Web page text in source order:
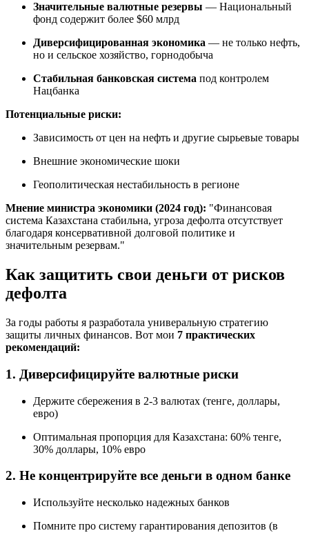
Значительные валютные резервы — Национальный
фонд содержит более $60 млрд
Диверсифицированная экономика — не только нефть,
но и сельское хозяйство, горнодобыча
Стабильная банковская система под контролем
Нацбанка
Потенциальные риски:
Зависимость от цен на нефть и другие сырьевые товары
Внешние экономические шоки
Геополитическая нестабильность в регионе
Мнение министра экономики (2024 год): "Финансовая
система Казахстана стабильна, угроза дефолта отсутствует
благодаря консервативной долговой политике и
значительным резервам."
Как защитить свои деньги от рисков
дефолта
За годы работы я разработала универальную стратегию
защиты личных финансов. Вот мои 7 практических
рекомендаций:
1. Диверсифицируйте валютные риски
Держите сбережения в 2-3 валютах (тенге, доллары,
евро)
Оптимальная пропорция для Казахстана: 60% тенге,
30% доллары, 10% евро
2. Не концентрируйте все деньги в одном банке
Используйте несколько надежных банков
Помните про систему гарантирования депозитов (в